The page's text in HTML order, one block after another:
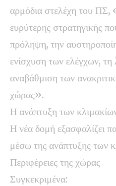
αρμόδια στελέχη του
ευρύτερης στρατηγικής
πρόληψη, την
ενίσχυση των ελέγχων, τη
αναβάθμιση των
χώρας».
Η ανάπτυξη των
Η νέα δομή εξασφαλίζει
μέσω της ανάπτυξης των
Περιφέρειες της χώρας
Συγκεκριμένα: